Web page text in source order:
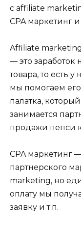
с affiliate
CPA маркетинг и
Affiliate
— это
товара, то есть у
мы помогаем
палатка,
занимается
продажи пепси
CPA маркетинг
партнерского
marketing, но
оплату мы
заявку и т.п.